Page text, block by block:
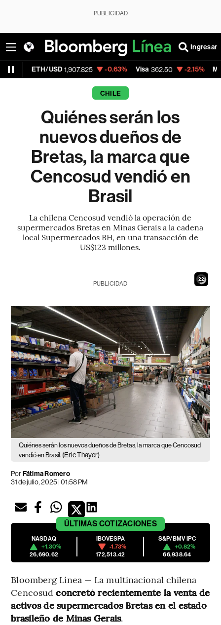
PUBLICIDAD
Ingresar
1,907.825 -0.63% Visa 362.50 -2.15% MercadoLibre
CHILE
Quiénes serán los
nuevos dueños de
Bretas, la marca que
Cencosud vendió en
Brasil
La chilena Cencosud vendió la operación de
supermercados Bretas en Minas Gerais a la cadena
local Supermercados BH, en una transacción de
US$123 millones.
20
PUBLICIDAD
Quiénes serán los nuevos dueños de Bretas, la marca que Cencosud
vendió en Brasil. (Eric Thayer)
PorFátima Romero
31 de julio, 2025 | 01:58 PM
ÚLTIMAS COTIZACIONES
NASDAQ
+1.30%
26,690.62
IBOVESPA
-1.73%
172,513.42
S&P/BMV IPC
+0.82%
66,938.64
Bloomberg Línea — La multinacional chilena
Cencosudconcretó recientemente la venta de
activos de supermercados Bretas en el estado
brasileño de Minas Gerais.